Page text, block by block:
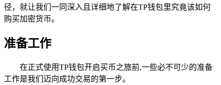
径，就让我们一同深入且详细地了解在TP钱包里究竟该如何
购买加密货币。
准备工作
在正式使用TP钱包开启买币之旅前,一些必不可少的准备
工作是我们迈向成功交易的第一步。